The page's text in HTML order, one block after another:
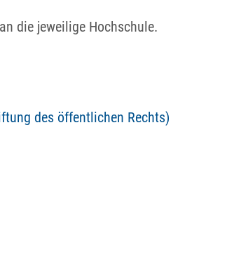
die jeweilige Hochschule.
des öffentlichen Rechts)